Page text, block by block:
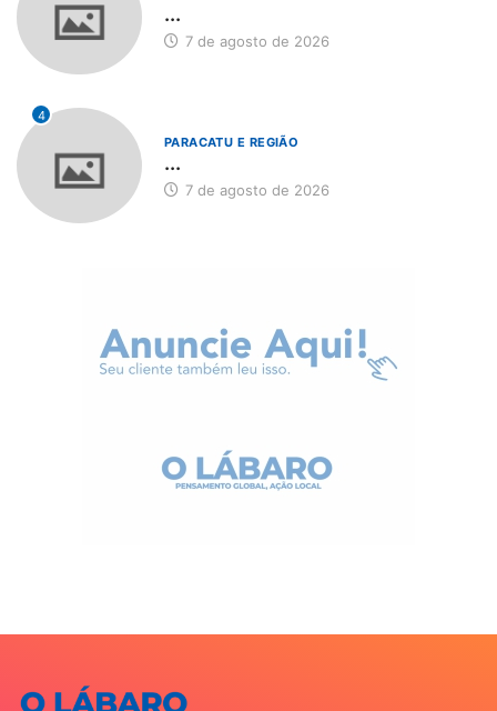
...
7 de agosto de 2026
4
PARACATU E REGIÃO
...
7 de agosto de 2026